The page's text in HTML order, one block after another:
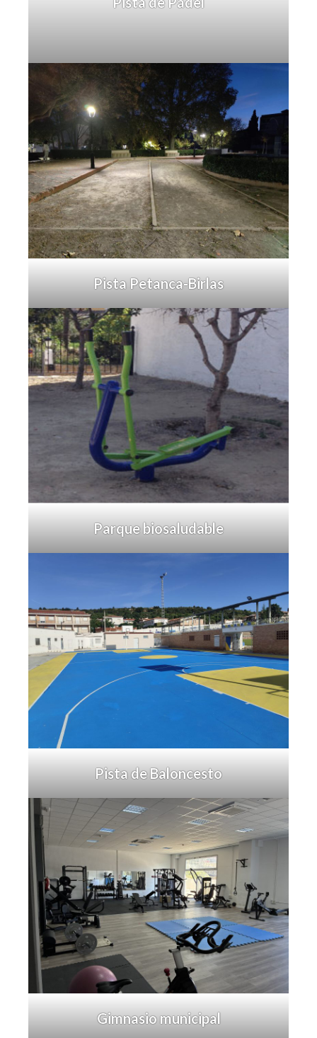
Pista Petanca-Birlas
Parque biosaludable
Pista de Baloncesto
Gimnasio municipal